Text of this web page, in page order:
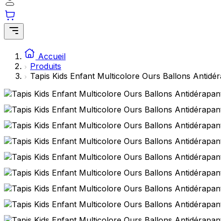
Accueil
Produits
Tapis Kids Enfant Multicolore Ours Ballons